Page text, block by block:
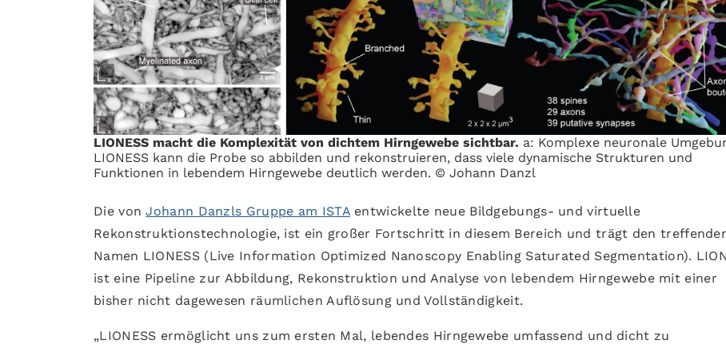
LIONESS macht die Komplexität von dichtem Hirngewebe sichtbar. a: Komplexe neuronale
LIONESS kann die Probe so abbilden und rekonstruieren, dass viele dynamische Strukturen und
Funktionen in lebendem Hirngewebe deutlich werden. © Johann Danzl
Die vonJohann Danzls Gruppe am ISTAentwickelte neue Bildgebungs- und virtuelle
Rekonstruktionstechnologie, ist ein großer Fortschritt in diesem Bereich und trägt den
Namen LIONESS (Live Information Optimized Nanoscopy Enabling Saturated Segmentation).
ist eine Pipeline zur Abbildung, Rekonstruktion und Analyse von lebendem Hirngewebe mit einer
bisher nicht dagewesen räumlichen Auflösung und Vollständigkeit.
„LIONESS ermöglicht uns zum ersten Mal, lebendes Hirngewebe umfassend und dicht zu